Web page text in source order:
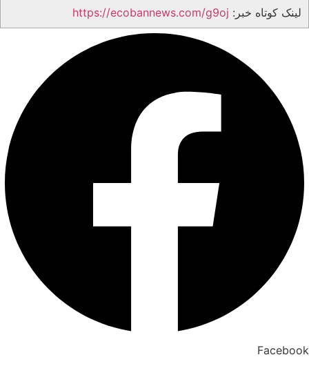
لینک کوتاه خبر: https://ecobannews.com/g9oj
Facebook